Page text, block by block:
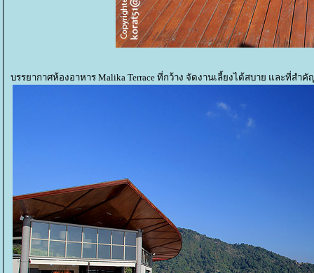
บรรยากาศห้องอาหาร Malika Terrace ที่กว้าง จัดงานเลี้ยงได้สบาย และที่สำ